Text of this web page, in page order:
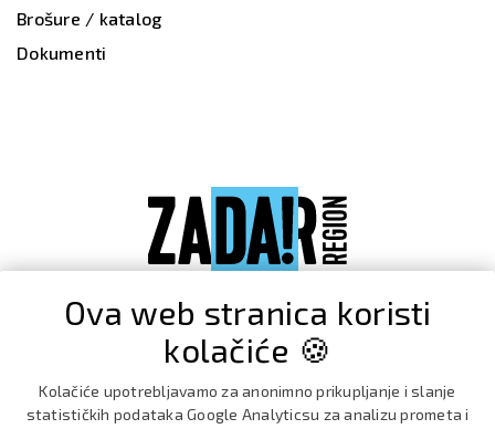
Brošure / katalog
Dokumenti
Ova web stranica koristi
kolačiće 🍪
Kolačiće upotrebljavamo za anonimno prikupljanje i slanje
statističkih podataka Google Analyticsu za analizu prometa i